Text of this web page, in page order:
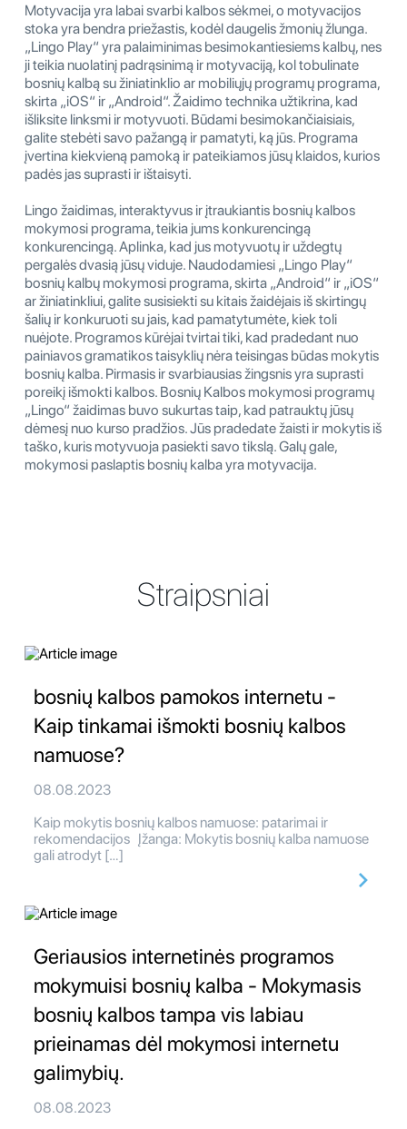
Motyvacija yra labai svarbi kalbos sėkmei, o motyvacijos
stoka yra bendra priežastis, kodėl daugelis žmonių žlunga.
„Lingo Play“ yra palaiminimas besimokantiesiems kalbų, nes
ji teikia nuolatinį padrąsinimą ir motyvaciją, kol tobulinate
bosnių kalbą su žiniatinklio ar mobiliųjų programų programa,
skirta „iOS“ ir „Android“. Žaidimo technika užtikrina, kad
išliksite linksmi ir motyvuoti. Būdami besimokančiaisiais,
galite stebėti savo pažangą ir pamatyti, ką jūs. Programa
įvertina kiekvieną pamoką ir pateikiamos jūsų klaidos, kurios
padės jas suprasti ir ištaisyti.
Lingo žaidimas, interaktyvus ir įtraukiantis bosnių kalbos
mokymosi programa, teikia jums konkurencingą
konkurencingą. Aplinka, kad jus motyvuotų ir uždegtų
pergalės dvasią jūsų viduje. Naudodamiesi „Lingo Play“
bosnių kalbų mokymosi programa, skirta „Android“ ir „iOS“
ar žiniatinkliui, galite susisiekti su kitais žaidėjais iš skirtingų
šalių ir konkuruoti su jais, kad pamatytumėte, kiek toli
nuėjote. Programos kūrėjai tvirtai tiki, kad pradedant nuo
painiavos gramatikos taisyklių nėra teisingas būdas mokytis
bosnių kalba. Pirmasis ir svarbiausias žingsnis yra suprasti
poreikį išmokti kalbos. Bosnių Kalbos mokymosi programų
„Lingo“ žaidimas buvo sukurtas taip, kad patrauktų jūsų
dėmesį nuo kurso pradžios. Jūs pradedate žaisti ir mokytis iš
taško, kuris motyvuoja pasiekti savo tikslą. Galų gale,
mokymosi paslaptis bosnių kalba yra motyvacija.
Straipsniai
bosnių kalbos pamokos internetu -
Kaip tinkamai išmokti bosnių kalbos
namuose?
08.08.2023
Kaip mokytis bosnių kalbos namuose: patarimai ir
rekomendacijos Įžanga: Mokytis bosnių kalba namuose
gali atrodyt […]
Geriausios internetinės programos
mokymuisi bosnių kalba - Mokymasis
bosnių kalbos tampa vis labiau
prieinamas dėl mokymosi internetu
galimybių.
08.08.2023